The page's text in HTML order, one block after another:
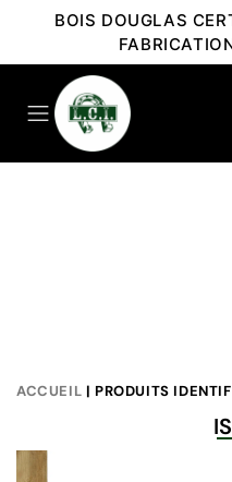
BOIS DOUGLAS
ACCUEIL | PRODUITS